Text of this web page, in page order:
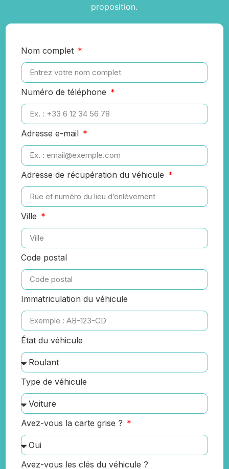
proposition.
Nom complet
Numéro de téléphone
Adresse e-mail
Adresse de récupération du véhicule
Ville
Code postal
Immatriculation du véhicule
État du véhicule
Type de véhicule
Avez-vous la carte grise ?
Avez-vous les clés du véhicule ?